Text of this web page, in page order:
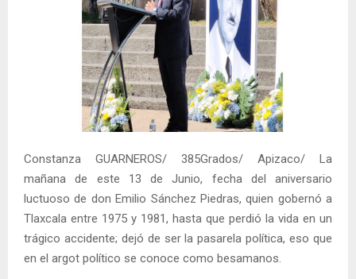
Constanza GUARNEROS/ 385Grados/ Apizaco/ La
mañana de este 13 de Junio, fecha del aniversario
luctuoso de don Emilio Sánchez Piedras, quien gobernó a
Tlaxcala entre 1975 y 1981, hasta que perdió la vida en un
trágico accidente; dejó de ser la pasarela política, eso que
en el argot político se conoce como besamanos.